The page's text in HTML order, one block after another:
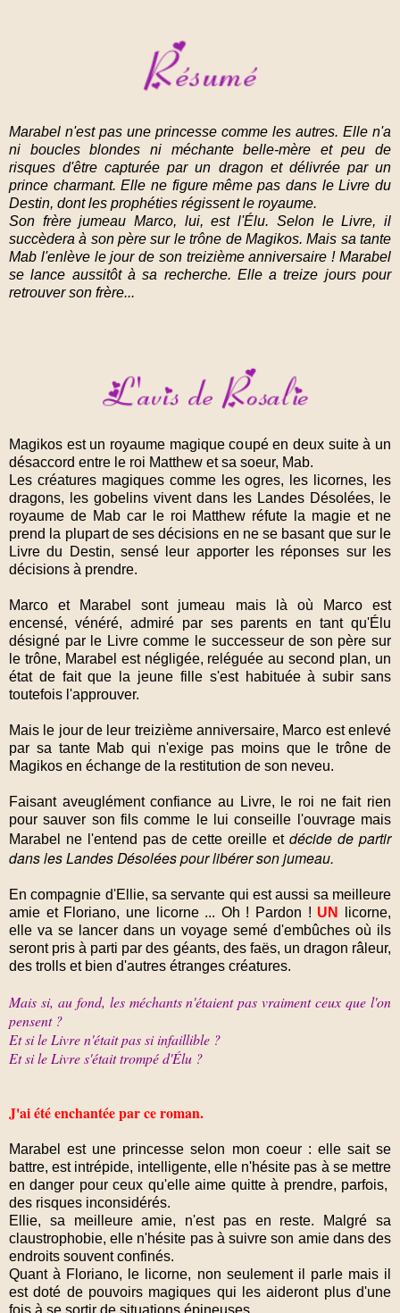
Marabel n'est pas une princesse comme les autres. Elle n'a
ni boucles blondes ni méchante belle-mère et peu de
risques d'être capturée par un dragon et délivrée par un
prince charmant. Elle ne figure même pas dans le Livre du
Destin, dont les prophéties régissent le royaume.
Son frère jumeau Marco, lui, est l'Élu. Selon le Livre, il
succèdera à son père sur le trône de Magikos. Mais sa tante
Mab l'enlève le jour de son treizième anniversaire ! Marabel
se lance aussitôt à sa recherche. Elle a treize jours pour
retrouver son frère...
Magikos est un royaume magique coupé en deux suite à un
désaccord entre le roi Matthew et sa soeur, Mab.
Les créatures magiques comme les ogres, les licornes, les
dragons, les gobelins vivent dans les Landes Désolées, le
royaume de Mab car le roi Matthew réfute la magie et ne
prend la plupart de ses décisions en ne se basant que sur le
Livre du Destin, sensé leur apporter les réponses sur les
décisions à prendre.
Marco et Marabel sont jumeau mais là où Marco est
encensé, vénéré, admiré par ses parents en tant qu'Élu
désigné par le Livre comme le successeur de son père sur
le trône, Marabel est négligée, reléguée au second plan, un
état de fait que la jeune fille s'est habituée à subir sans
toutefois l'approuver.
Mais le jour de leur treizième anniversaire, Marco est enlevé
par sa tante Mab qui n'exige pas moins que le trône de
Magikos en échange de la restitution de son neveu.
Faisant aveuglément confiance au Livre, le roi ne fait rien
pour sauver son fils comme le lui conseille l'ouvrage mais
Marabel ne l'entend pas de cette oreille etdécide de partir
dans les Landes Désolées pour libérer son jumeau.
En compagnie d'Ellie, sa servante qui est aussi sa meilleure
amie et Floriano, une licorne ... Oh ! Pardon ! UN
licorne,
elle va se lancer dans un voyage semé d'embûches où ils
seront pris à parti par des géants, des faës, un dragon râleur,
des trolls et bien d'autres étranges créatures.
Mais si, au fond, les méchants n'étaient pas vraiment ceux que l'on
pensent ?
Et si le Livre n'était pas si infaillible ?
Et si le Livre s'était trompé d'Élu ?
J'ai été enchantée par ce roman.
Marabel est une princesse selon mon coeur : elle sait se
battre, est intrépide, intelligente, elle n'hésite pas à se mettre
en danger pour ceux qu'elle aime quitte à prendre, parfois,
des risques inconsidérés.
Ellie, sa meilleure amie, n'est pas en reste. Malgré sa
claustrophobie, elle n'hésite pas à suivre son amie dans des
endroits souvent confinés.
Quant à Floriano, le licorne, non seulement il parle mais il
est doté de pouvoirs magiques qui les aideront plus d'une
fois à se sortir de situations épineuses.